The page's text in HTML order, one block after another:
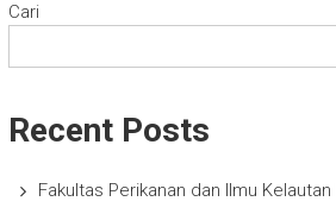
Cari
Recent Posts
Fakultas Perikanan dan Ilmu